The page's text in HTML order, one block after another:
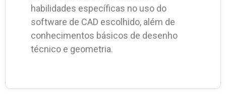
habilidades específicas no uso do
software de CAD escolhido, além de
conhecimentos básicos de desenho
técnico e geometria.